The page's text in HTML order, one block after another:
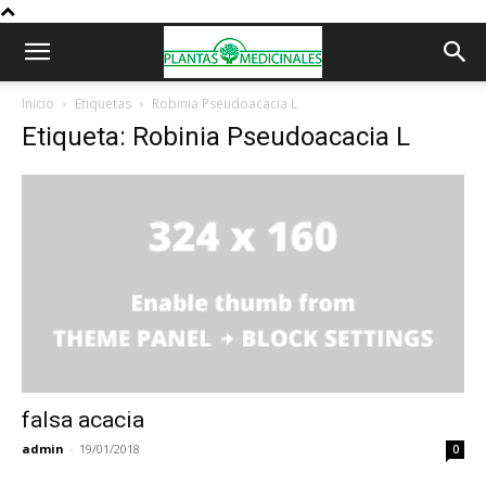
Inicio Etiquetas Robinia Pseudoacacia L
Etiqueta: Robinia Pseudoacacia L
falsa acacia
admin - 19/01/2018 0